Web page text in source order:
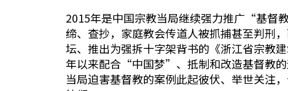
2015年是中国宗教当局继续强力推广“基督
缔、查抄，家庭教会传道人被抓捕甚至判刑
坛、推出为强拆十字架背书的《浙江省宗教
年以来配合“中国梦”、抵制和改造基督教的
当局迫害基督教的案例此起彼伏、举世关注